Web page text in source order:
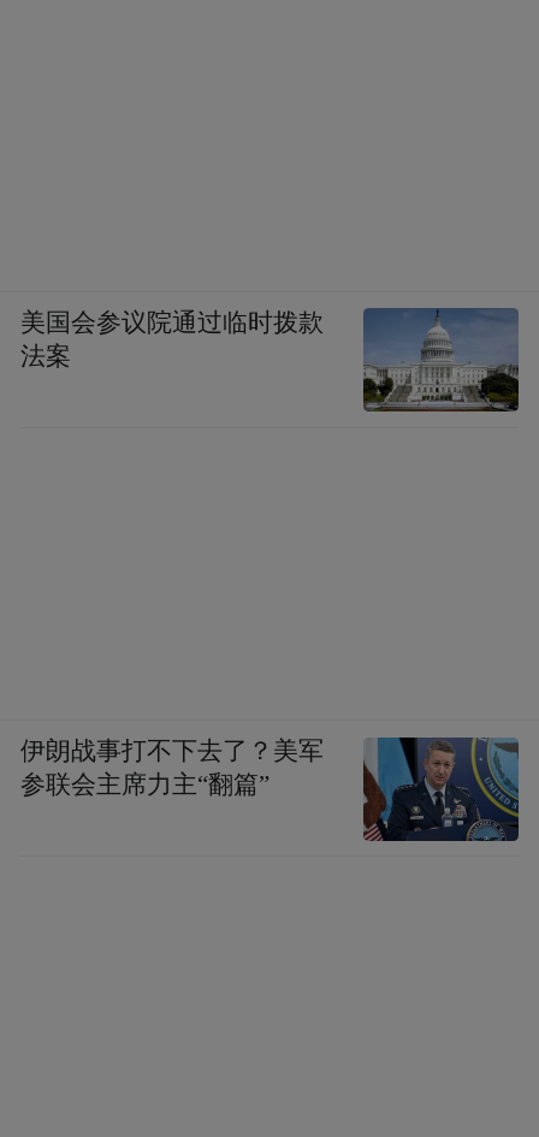
美国会参议院通过临时拨款
法案
伊朗战事打不下去了？美军
参联会主席力主“翻篇”